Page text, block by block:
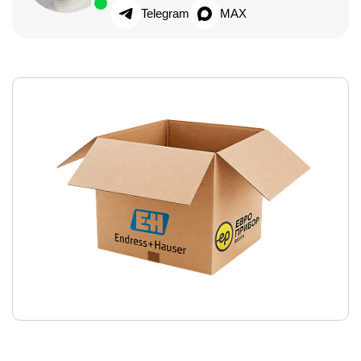
Telegram MAX